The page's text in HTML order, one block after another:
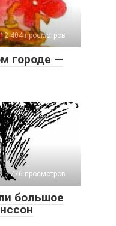
404 просмотров
городе —
3 776 просмотров
большое